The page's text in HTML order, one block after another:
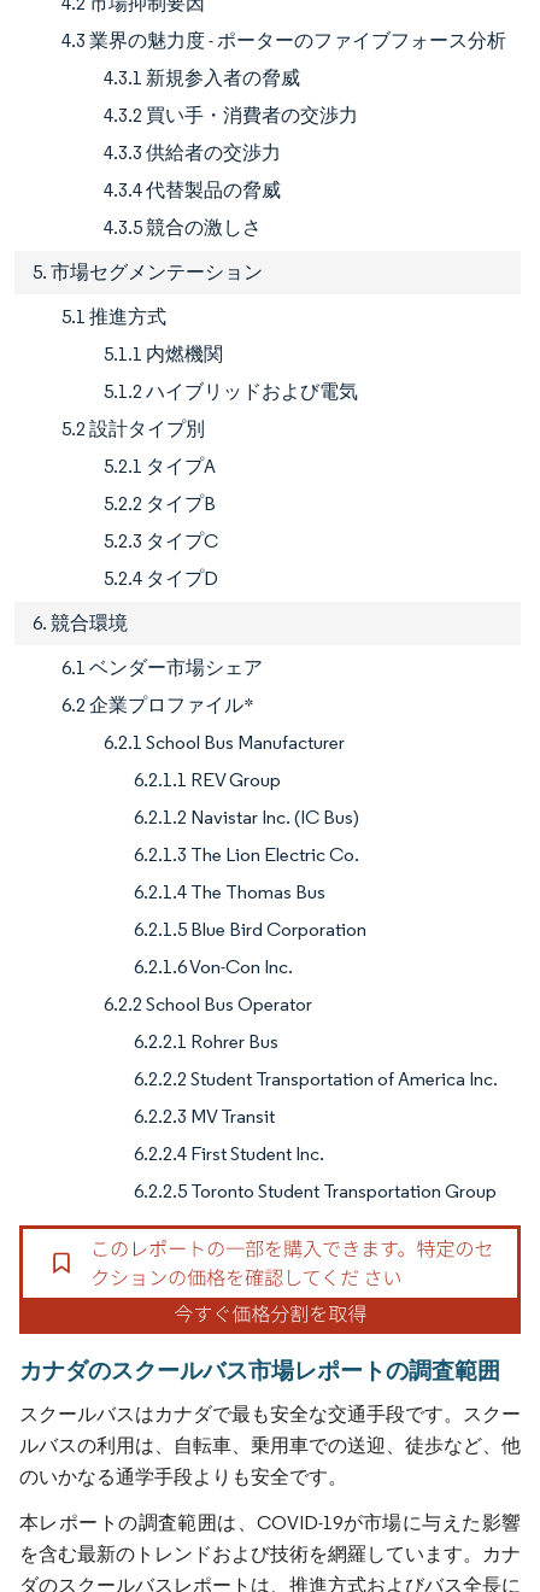
4.3 業界の魅力度 - ポーターのファイブフォース分析
4.3.1 新規参入者の脅威
4.3.2 買い手・消費者の交渉力
4.3.3 供給者の交渉力
4.3.4 代替製品の脅威
4.3.5 競合の激しさ
5. 市場セグメンテーション
5.1 推進方式
5.1.1 内燃機関
5.1.2 ハイブリッドおよび電気
5.2 設計タイプ別
5.2.1 タイプA
5.2.2 タイプB
5.2.3 タイプC
5.2.4 タイプD
6. 競合環境
6.1 ベンダー市場シェア
6.2 企業プロファイル*
6.2.1 School Bus Manufacturer
6.2.1.1 REV Group
6.2.1.2 Navistar Inc. (IC Bus)
6.2.1.3 The Lion Electric Co.
6.2.1.4 The Thomas Bus
6.2.1.5 Blue Bird Corporation
6.2.1.6 Von-Con Inc.
6.2.2 School Bus Operator
6.2.2.1 Rohrer Bus
6.2.2.2 Student Transportation of America Inc.
6.2.2.3 MV Transit
6.2.2.4 First Student Inc.
6.2.2.5 Toronto Student Transportation Group
カナダのスクールバス市場レポートの調査範囲
スクールバスはカナダで最も安全な交通手段です。スクー
ルバスの利用は、自転車、乗用車での送迎、徒歩など、他
のいかなる通学手段よりも安全です。
本レポートの調査範囲は、COVID-19が市場に与えた影響
を含む最新のトレンドおよび技術を網羅しています。カナ
ダのスクールバスレポートは、推進方式およびバス全長に